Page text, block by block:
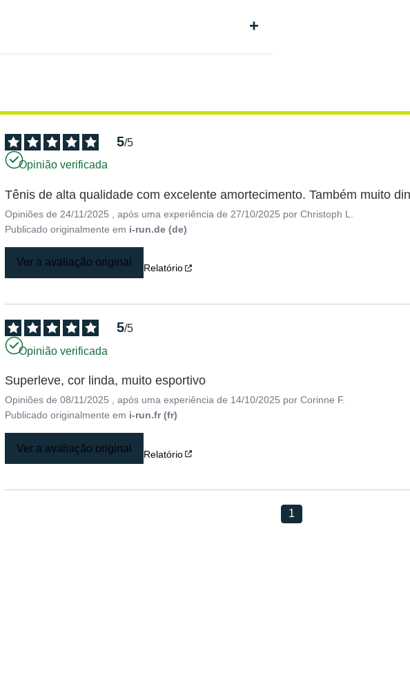
5/5
Opinião verificada
Tênis de alta qualidade com excelente amortecimento. Também muito
Opiniões de 24/11/2025 , após uma experiência de 27/10/2025 porChristoph L.
Publicado originalmente em i-run.de (de)
Ver a avaliação original Relatório
5/5
Opinião verificada
Superleve, cor linda, muito esportivo
Opiniões de08/11/2025 , após uma experiência de 14/10/2025 porCorinne F.
Publicado originalmente em i-run.fr (fr)
Ver a avaliação original Relatório
1